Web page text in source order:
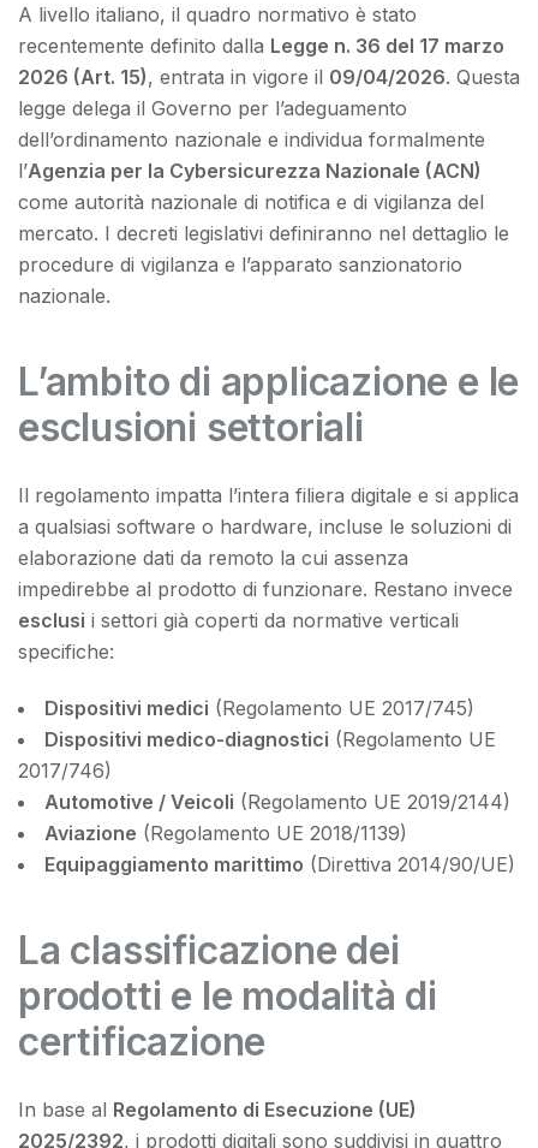
A livello italiano, il quadro normativo è stato
recentemente definito dalla Legge n. 36 del 17 marzo
2026 (Art. 15), entrata in vigore il 09/04/2026. Questa
legge delega il Governo per l’adeguamento
dell’ordinamento nazionale e individua formalmente
l’Agenzia per la Cybersicurezza Nazionale (ACN)
come autorità nazionale di notifica e di vigilanza del
mercato. I decreti legislativi definiranno nel dettaglio le
procedure di vigilanza e l’apparato sanzionatorio
nazionale.
L’ambito di applicazione e le
esclusioni settoriali
Il regolamento impatta l’intera filiera digitale e si applica
a qualsiasi software o hardware, incluse le soluzioni di
elaborazione dati da remoto la cui assenza
impedirebbe al prodotto di funzionare. Restano invece
esclusi i settori già coperti da normative verticali
specifiche:
Dispositivi medici (Regolamento UE 2017/745)
Dispositivi medico-diagnostici (Regolamento UE
2017/746)
Automotive / Veicoli (Regolamento UE 2019/2144)
Aviazione (Regolamento UE 2018/1139)
Equipaggiamento marittimo (Direttiva 2014/90/UE)
La classificazione dei
prodotti e le modalità di
certificazione
In base al Regolamento di Esecuzione (UE)
2025/2392, i prodotti digitali sono suddivisi in quattro